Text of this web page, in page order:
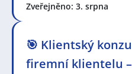
Zveřejněno: 3. srpna
🎯 Klientský
firemní klientelu